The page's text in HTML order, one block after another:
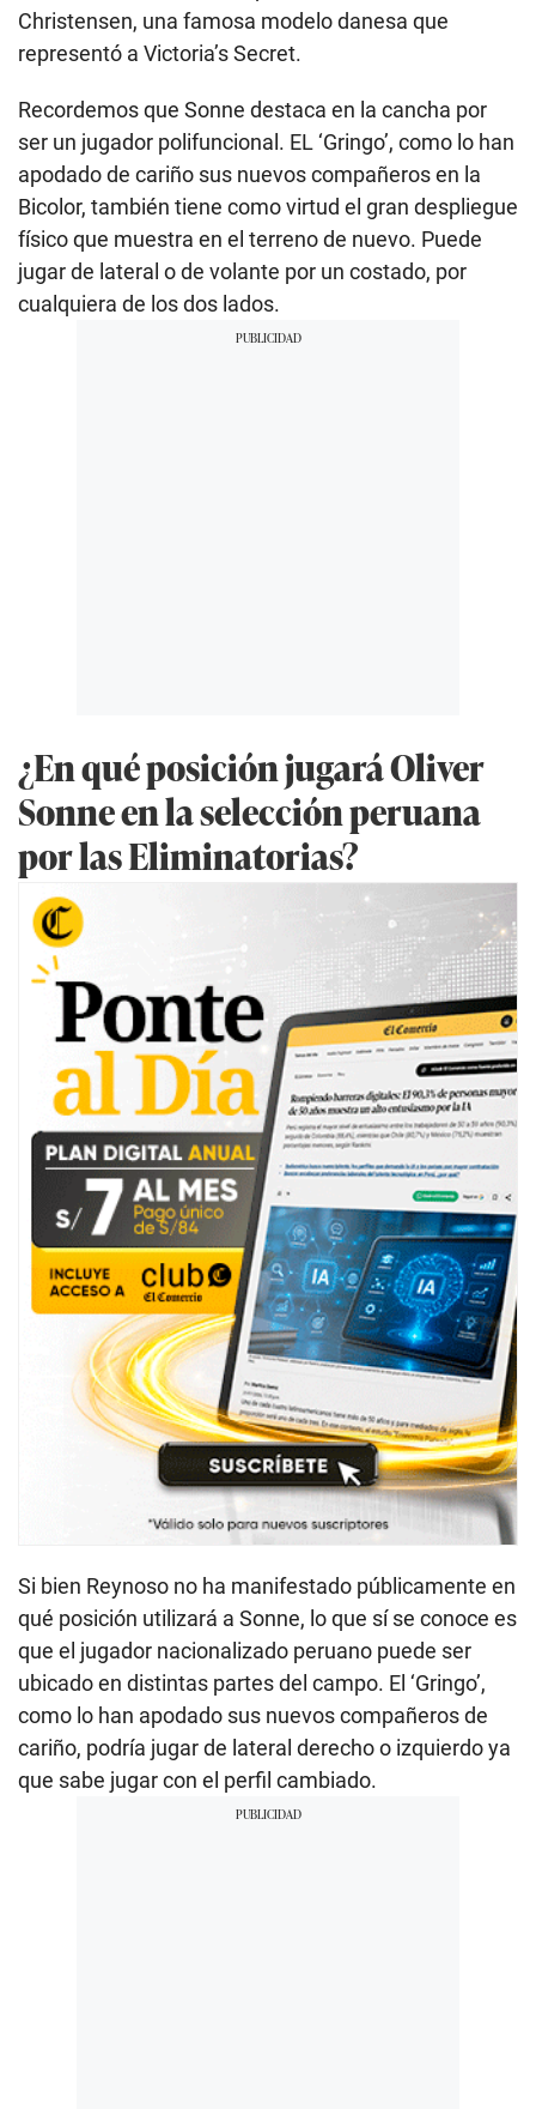
Christensen, una famosa modelo danesa que
representó a Victoria’s Secret.
Recordemos que Sonne destaca en la cancha por
ser un jugador polifuncional. EL ‘Gringo’, como lo han
apodado de cariño sus nuevos compañeros en la
Bicolor, también tiene como virtud el gran despliegue
físico que muestra en el terreno de nuevo. Puede
jugar de lateral o de volante por un costado, por
cualquiera de los dos lados.
¿En qué posición jugará Oliver
Sonne en la selección peruana
por las Eliminatorias?
Si bien Reynoso no ha manifestado públicamente en
qué posición utilizará a Sonne, lo que sí se conoce es
que el jugador nacionalizado peruano puede ser
ubicado en distintas partes del campo. El ‘Gringo’,
como lo han apodado sus nuevos compañeros de
cariño, podría jugar de lateral derecho o izquierdo ya
que sabe jugar con el perfil cambiado.